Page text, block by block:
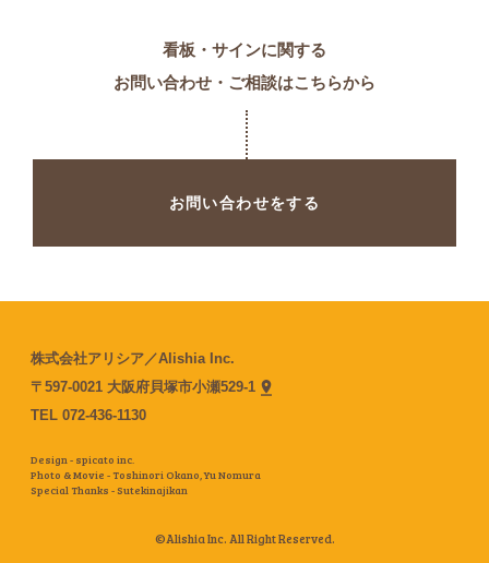
看板・サインに関する
お問い合わせ・ご相談はこちらから
お問い合わせをする
株式会社アリシア／Alishia Inc.
〒597-0021 大阪府貝塚市小瀬529-1
TEL 072-436-1130
Design - spicato inc.
Photo & Movie - Toshinori Okano,Yu Nomura
Special Thanks - Sutekinajikan
©Alishia Inc. All Right Reserved.